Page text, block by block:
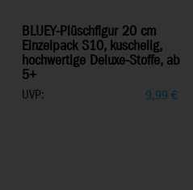
BLUEY-Plüschfigur 20 cm
Einzelpack S10, kuschelig,
hochwertige Deluxe-Stoffe, ab
5+
UVP: 9,99 €